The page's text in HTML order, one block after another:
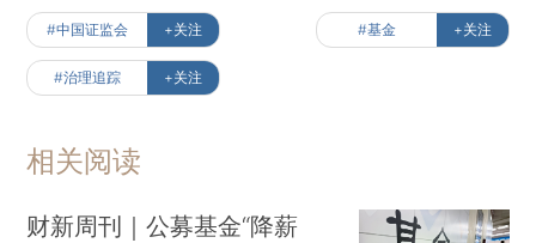
#中国证监会 +关注 #基金 +关注
#治理追踪 +关注
相关阅读
财新周刊｜公募基金“降薪